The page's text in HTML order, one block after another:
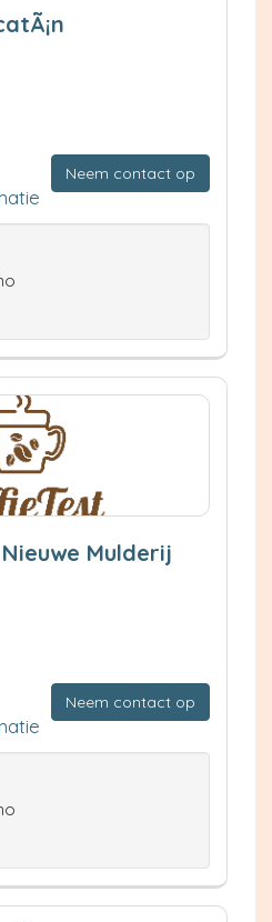
Neem contact op
Mulderij
Neem contact op